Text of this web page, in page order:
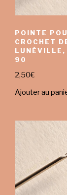
POINTE
CROCHET
LUNÉVILLE,
90
2,50€
Ajouter au